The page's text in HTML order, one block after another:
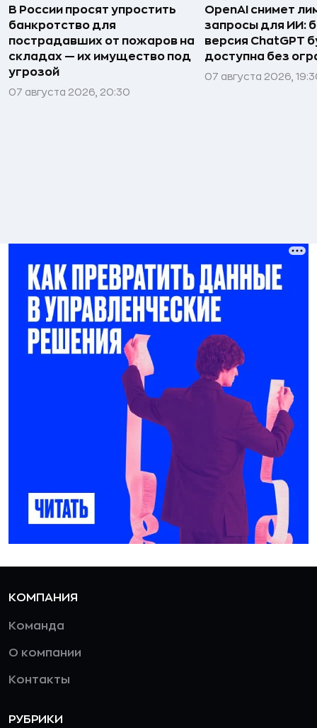
В России просят упростить
банкротство для
пострадавших от пожаров на
складах — их имущество под
угрозой
07 августа 2026, 20:30
OpenAI снимет
запросы для ИИ:
версия ChatGPT
доступна без
07 августа 2026,
КОМПАНИЯ
Команда
О компании
Контакты
РУБРИКИ